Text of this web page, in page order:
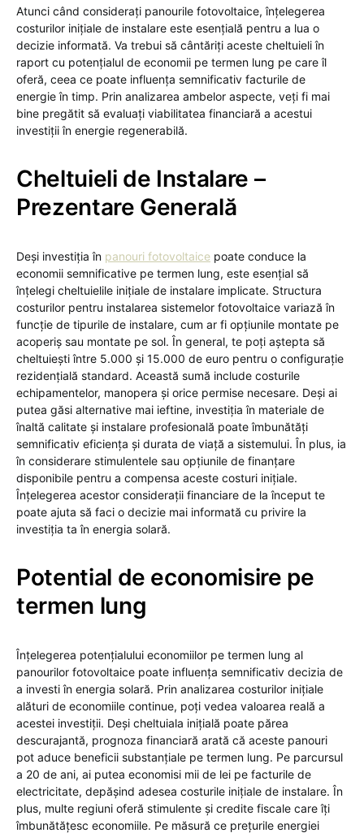
Atunci când considerați panourile fotovoltaice, înțelegerea
costurilor inițiale de instalare este esențială pentru a lua o
decizie informată. Va trebui să cântăriți aceste cheltuieli în
raport cu potențialul de economii pe termen lung pe care îl
oferă, ceea ce poate influența semnificativ facturile de
energie în timp. Prin analizarea ambelor aspecte, veți fi mai
bine pregătit să evaluați viabilitatea financiară a acestui
investiții în energie regenerabilă.
Cheltuieli de Instalare –
Prezentare Generală
Deși investiția în panouri fotovoltaice poate conduce la
economii semnificative pe termen lung, este esențial să
înțelegi cheltuielile inițiale de instalare implicate. Structura
costurilor pentru instalarea sistemelor fotovoltaice variază în
funcție de tipurile de instalare, cum ar fi opțiunile montate pe
acoperiș sau montate pe sol. În general, te poți aștepta să
cheltuiești între 5.000 și 15.000 de euro pentru o configurație
rezidențială standard. Această sumă include costurile
echipamentelor, manopera și orice permise necesare. Deși ai
putea găsi alternative mai ieftine, investiția în materiale de
înaltă calitate și instalare profesională poate îmbunătăți
semnificativ eficiența și durata de viață a sistemului. În plus, ia
în considerare stimulentele sau opțiunile de finanțare
disponibile pentru a compensa aceste costuri inițiale.
Înțelegerea acestor considerații financiare de la început te
poate ajuta să faci o decizie mai informată cu privire la
investiția ta în energia solară.
Potential de economisire pe
termen lung
Înțelegerea potențialului economiilor pe termen lung al
panourilor fotovoltaice poate influența semnificativ decizia de
a investi în energia solară. Prin analizarea costurilor inițiale
alături de economiile continue, poți vedea valoarea reală a
acestei investiții. Deși cheltuiala inițială poate părea
descurajantă, prognoza financiară arată că aceste panouri
pot aduce beneficii substanțiale pe termen lung. Pe parcursul
a 20 de ani, ai putea economisi mii de lei pe facturile de
electricitate, depășind adesea costurile inițiale de instalare. În
plus, multe regiuni oferă stimulente și credite fiscale care îți
îmbunătățesc economiile. Pe măsură ce prețurile energiei